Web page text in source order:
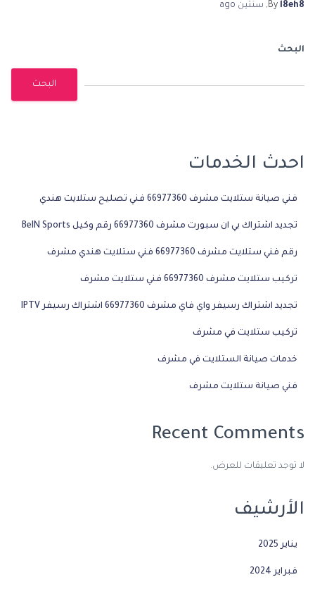
By l8eh8
, سنتين
البحث
البحث
احدث الخدمات
فني صيانة ستلايت مشرف 66977360 فني تصليح ستلايت هندي
تجديد اشتراك بي ان سبورت مشرف 66977360 رقم وكيل BeIN Sports
رقم فني ستلايت مشرف 66977360 فني ستلايت هندي مشرف
تركيب ستلايت مشرف 66977360 فني ستلايت مشرف
تجديد اشتراك رسيفر واي فاي مشرف 66977360 اشتراك رسيفر IPTV
تركيب ستلايت في مشرف
خدمات صيانة الستلايت في مشرف
فني صيانة ستلايت مشرف
Recent Comments
لا توجد تعليقات للعرض.
الأرشيف
يناير 2025
فبراير 2024